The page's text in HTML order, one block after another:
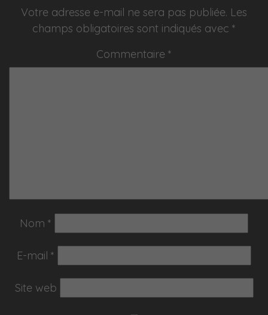
Votre adresse e-mail ne sera pas publiée. Les
champs obligatoires sont indiqués avec *
Commentaire *
Nom *
E-mail *
Site web